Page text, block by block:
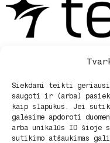
Siekdami teikti
saugoti ir (arba)
kaip slapukus. Jei
galėsime apdoroti
arba unikalūs ID šioje
sutikimo atšaukimas
Privatumo politika
Pirkimo sąlygos ir
Pirkimo – pardavimo
Apie mus